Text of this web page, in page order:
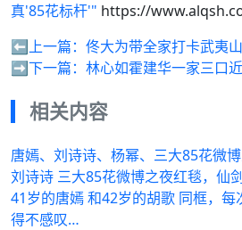
真'85花标杆'" https://
⬅️上一篇： 佟大为带全家打卡武夷
➡️下一篇： 林心如霍建华一家三口
相关内容
唐嫣、刘诗诗、杨幂、三大85花微
刘诗诗 三大85花微博之夜红毯，仙
41岁的唐嫣 和42岁的胡歌 同框，
得不感叹…